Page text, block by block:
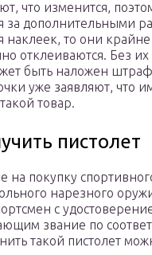
что изменится,
за дополнительными
наклеек, то они
отклеиваются. Без
быть наложен
уже заявляют, что
товар.
пистолет
на покупку
нарезного
с
звание по
такой пистолет